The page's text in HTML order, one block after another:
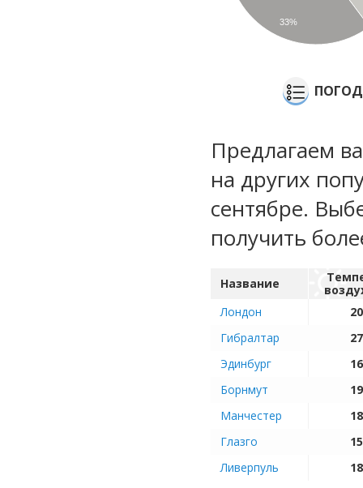
33%
Предлагаем
на других
сентябре.
получить
Название
Лондон
Гибралтар
Эдинбург
Борнмут
Манчестер
Глазго
Ливерпуль